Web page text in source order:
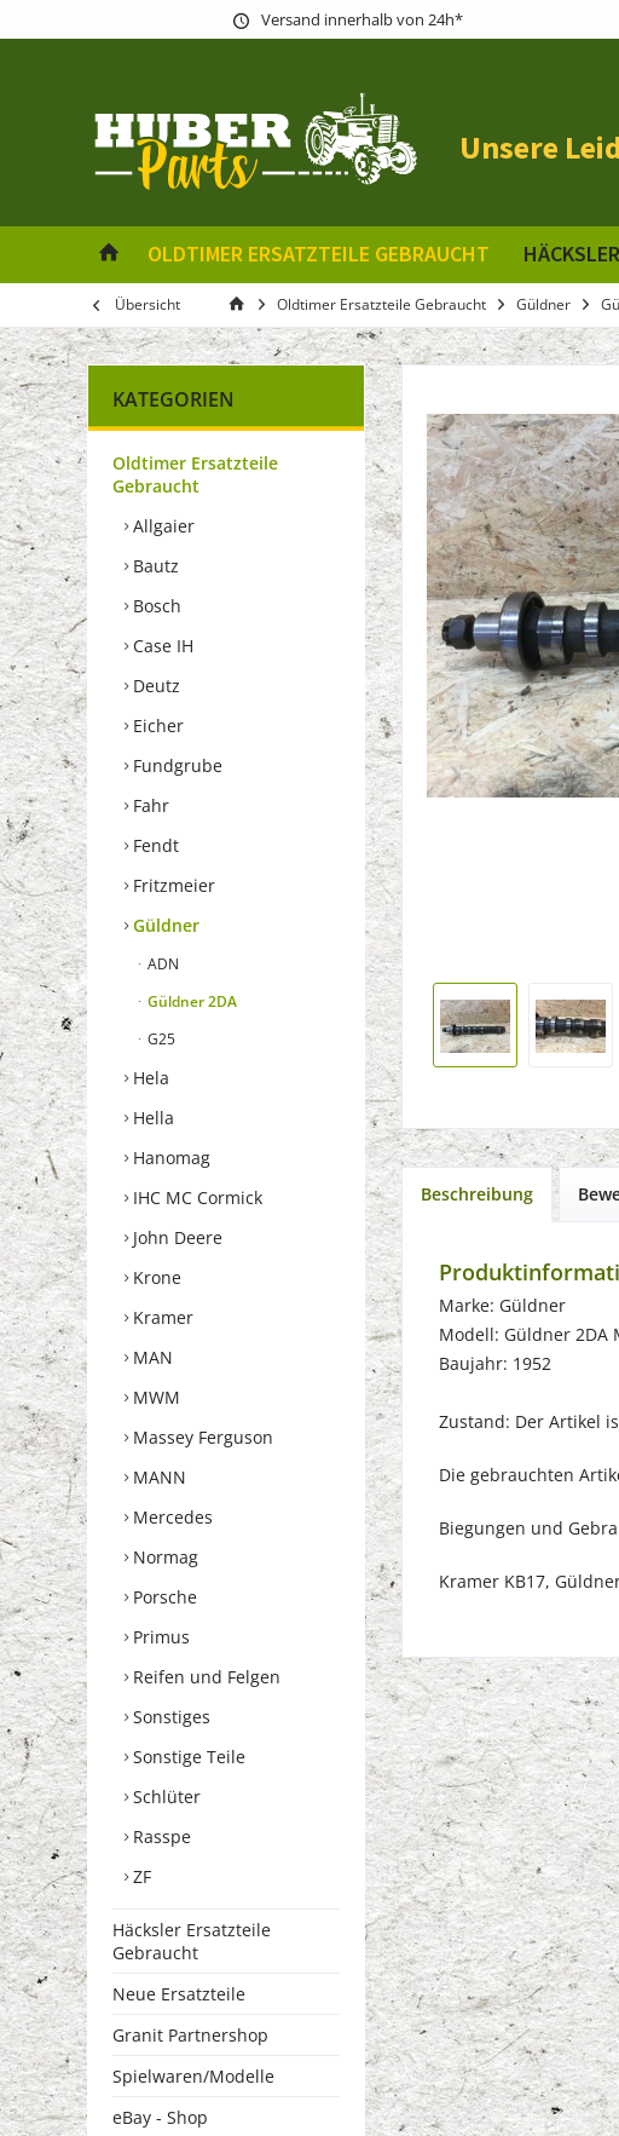
Versand innerhalb von 24h*
Unsere
OLDTIMER ERSATZTEILE GEBRAUCHT
Übersicht Oldtimer Ersatzteile Gebraucht Güldner
KATEGORIEN
Oldtimer Ersatzteile
Gebraucht
Allgaier
Bautz
Bosch
Case IH
Deutz
Eicher
Fundgrube
Fahr
Fendt
Fritzmeier
Güldner
ADN
Güldner 2DA
G25
Hela
Hella
Hanomag
IHC MC Cormick
John Deere
Krone
Kramer
MAN
MWM
Massey Ferguson
MANN
Mercedes
Normag
Porsche
Primus
Reifen und Felgen
Sonstiges
Sonstige Teile
Schlüter
Rasspe
ZF
Häcksler Ersatzteile
Gebraucht
Neue Ersatzteile
Granit Partnershop
Spielwaren/Modelle
eBay - Shop
Beschreibung
Marke: Güldner
Modell: Güldner 2DA
Baujahr: 1952
Zustand: Der Artikel
Die gebrauchten
Biegungen und
Kramer KB17,